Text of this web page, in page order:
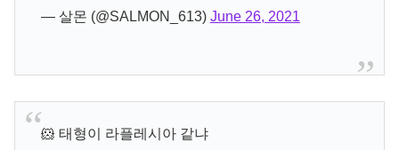
— 살몬 (@SALMON_613) June 26, 2021
🐹 태형이 라플레시아 같냐